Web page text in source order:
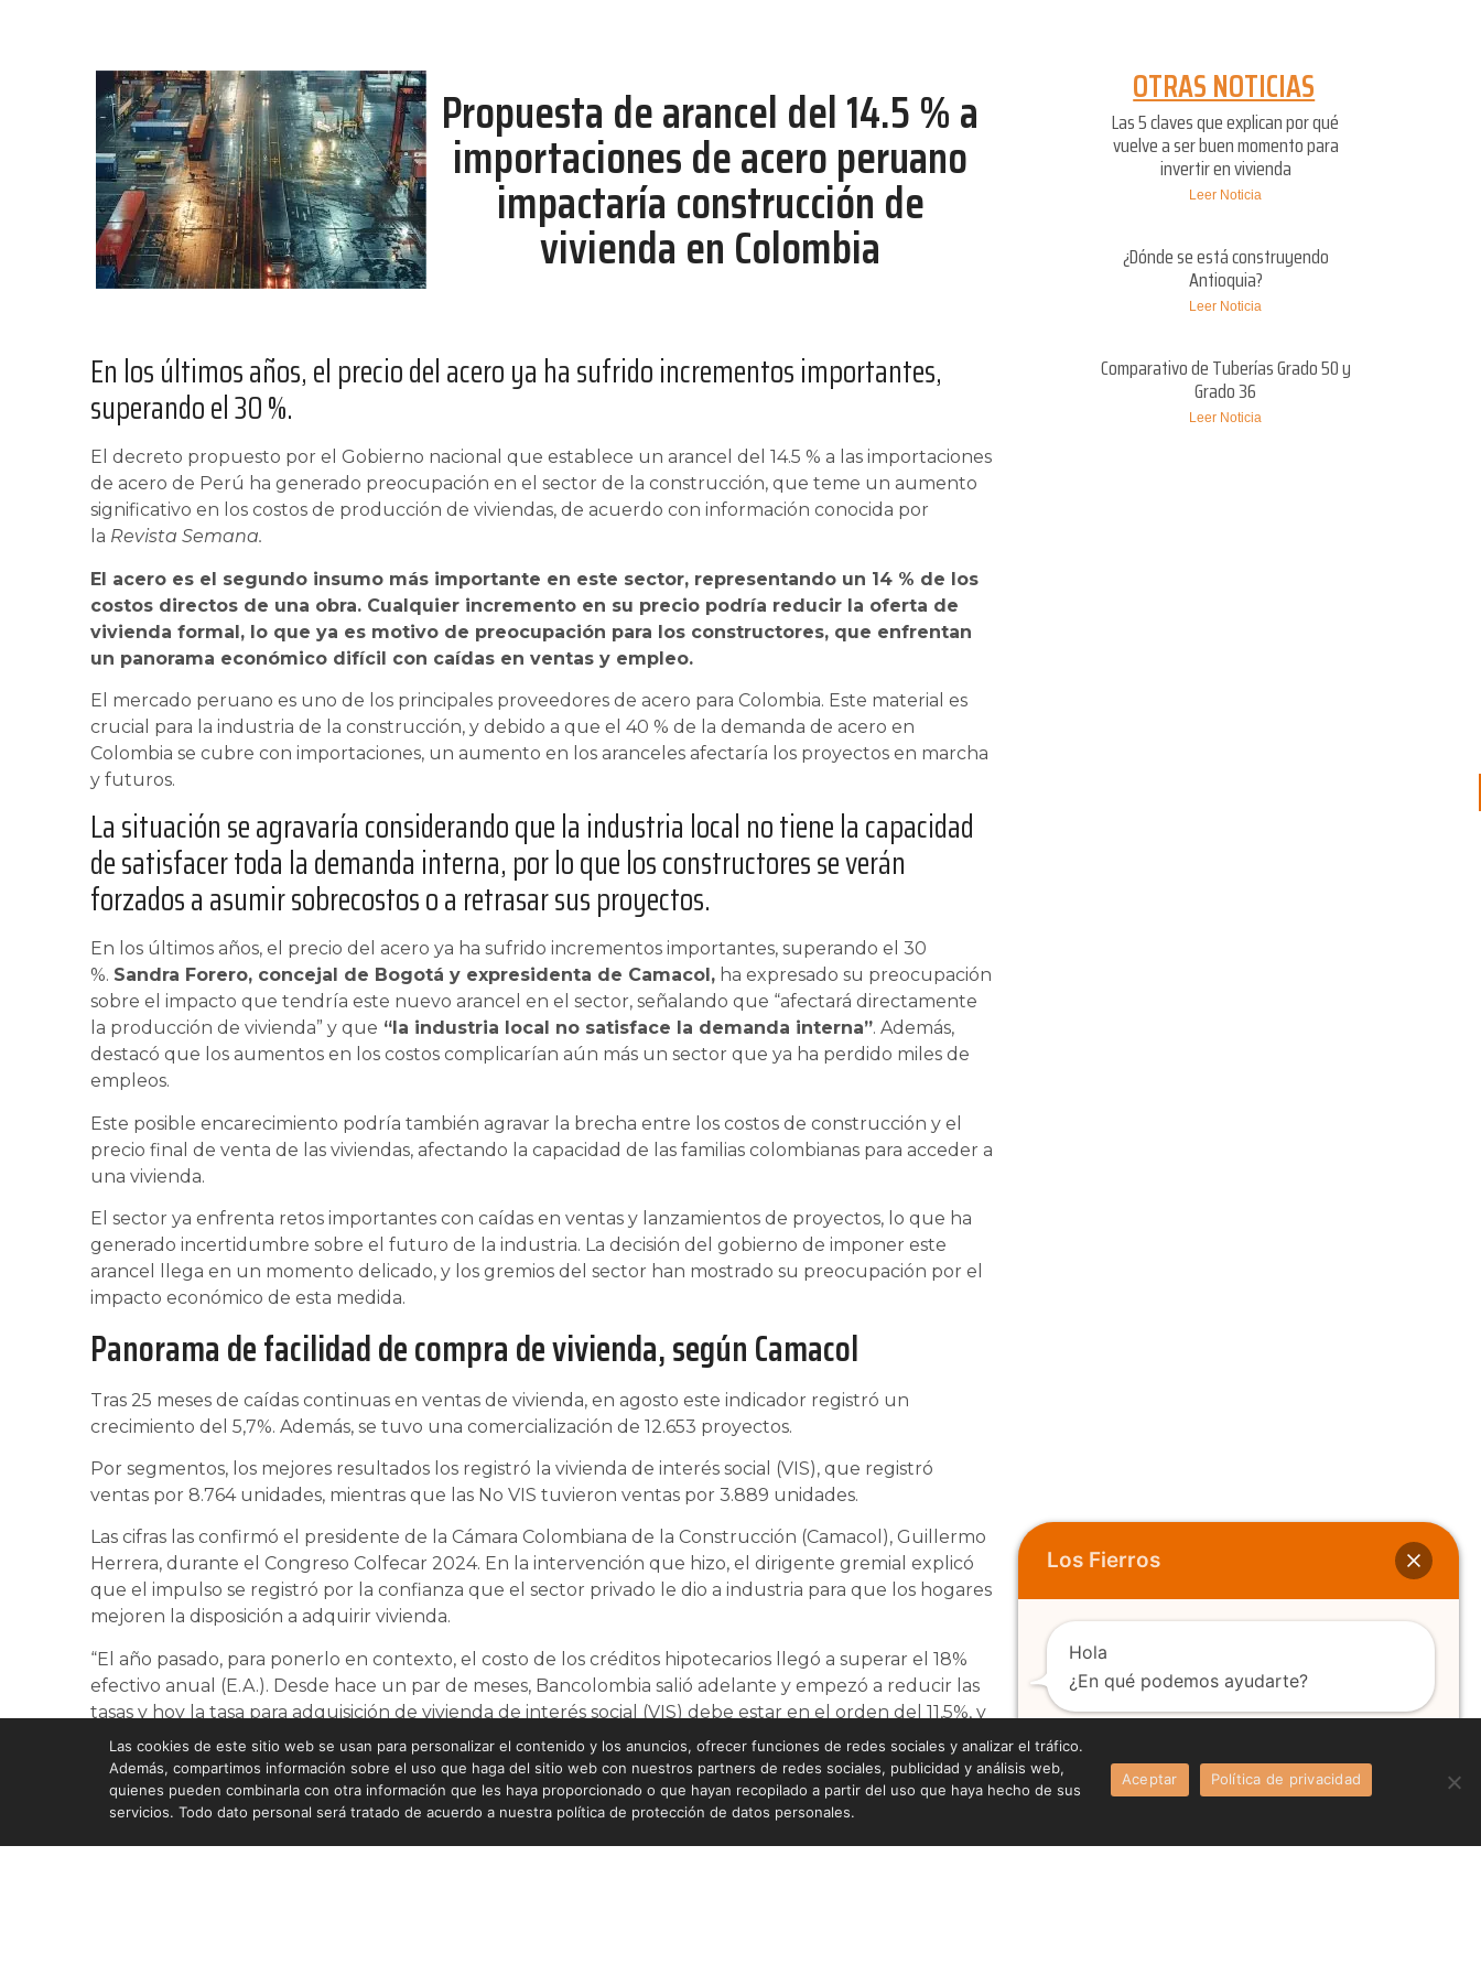
Propuesta de arancel del 14.5 % a
importaciones de acero peruano
impactaría construcción de
vivienda en Colombia
En los últimos años, el precio del acero ya ha sufrido incrementos importantes,
superando el 30 %.
El decreto propuesto por el Gobierno nacional que establece un arancel del 14.5 % a las importaciones
de acero de Perú ha generado preocupación en el sector de la construcción, que teme un aumento
significativo en los costos de producción de viviendas, de acuerdo con información conocida por
la Revista Semana.
El acero es el segundo insumo más importante en este sector, representando un 14 % de los
costos directos de una obra. Cualquier incremento en su precio podría reducir la oferta de
vivienda formal, lo que ya es motivo de preocupación para los constructores, que enfrentan
un panorama económico difícil con caídas en ventas y empleo.
El mercado peruano es uno de los principales proveedores de acero para Colombia. Este material es
crucial para la industria de la construcción, y debido a que el 40 % de la demanda de acero en
Colombia se cubre con importaciones, un aumento en los aranceles afectaría los proyectos en marcha
y futuros.
La situación se agravaría considerando que la industria local no tiene la capacidad
de satisfacer toda la demanda interna, por lo que los constructores se verán
forzados a asumir sobrecostos o a retrasar sus proyectos.
En los últimos años, el precio del acero ya ha sufrido incrementos importantes, superando el 30
%. Sandra Forero, concejal de Bogotá y expresidenta de Camacol, ha expresado su preocupación
sobre el impacto que tendría este nuevo arancel en el sector, señalando que “afectará directamente
la producción de vivienda” y que “la industria local no satisface la demanda interna”. Además,
destacó que los aumentos en los costos complicarían aún más un sector que ya ha perdido miles de
empleos.
Este posible encarecimiento podría también agravar la brecha entre los costos de construcción y el
precio final de venta de las viviendas, afectando la capacidad de las familias colombianas para acceder a
una vivienda.
El sector ya enfrenta retos importantes con caídas en ventas y lanzamientos de proyectos, lo que ha
generado incertidumbre sobre el futuro de la industria. La decisión del gobierno de imponer este
arancel llega en un momento delicado, y los gremios del sector han mostrado su preocupación por el
impacto económico de esta medida.
Panorama de facilidad de compra de vivienda, según Camacol
Tras 25 meses de caídas continuas en ventas de vivienda, en agosto este indicador registró un
crecimiento del 5,7%. Además, se tuvo una comercialización de 12.653 proyectos.
Por segmentos, los mejores resultados los registró la vivienda de interés social (VIS), que registró
ventas por 8.764 unidades, mientras que las No VIS tuvieron ventas por 3.889 unidades.
Las cifras las confirmó el presidente de la Cámara Colombiana de la Construcción (Camacol), Guillermo
Herrera, durante el Congreso Colfecar 2024. En la intervención que hizo, el dirigente gremial explicó
que el impulso se registró por la confianza que el sector privado le dio a industria para que los hogares
mejoren la disposición a adquirir vivienda.
“El año pasado, para ponerlo en contexto, el costo de los créditos hipotecarios llegó a superar el 18%
efectivo anual (E.A.). Desde hace un par de meses, Bancolombia salió adelante y empezó a reducir las
tasas y hoy la tasa para adquisición de vivienda de interés social (VIS) debe estar en el orden del 11,5%, y
eso ha generado un impacto positivo que ha permitido que el sector empiece a asomar la cabeza”,
indicó Herrera.
Gobierno expidió salvaguardia para importación de acero desde la Comunidad Andina El Gobierno aplicó aranceles de 30% a importaciones de alambrón de hierro o acero
OTRAS NOTICIAS
Las 5 claves que explican por qué
vuelve a ser buen momento para
invertir en vivienda
Leer Noticia
¿Dónde se está construyendo
Antioquia?
Leer Noticia
Comparativo de Tuberías Grado 50 y
Grado 36
Leer Noticia
Abrir chat
Los Fierros
Hola
¿En qué podemos ayudarte?
Las cookies de este sitio web se usan para personalizar el contenido y los anuncios, ofrecer funciones de redes sociales y analizar el tráfico.
Además, compartimos información sobre el uso que haga del sitio web con nuestros partners de redes sociales, publicidad y análisis web,
quienes pueden combinarla con otra información que les haya proporcionado o que hayan recopilado a partir del uso que haya hecho de sus
servicios. Todo dato personal será tratado de acuerdo a nuestra política de protección de datos personales.
Aceptar Política de privacidad